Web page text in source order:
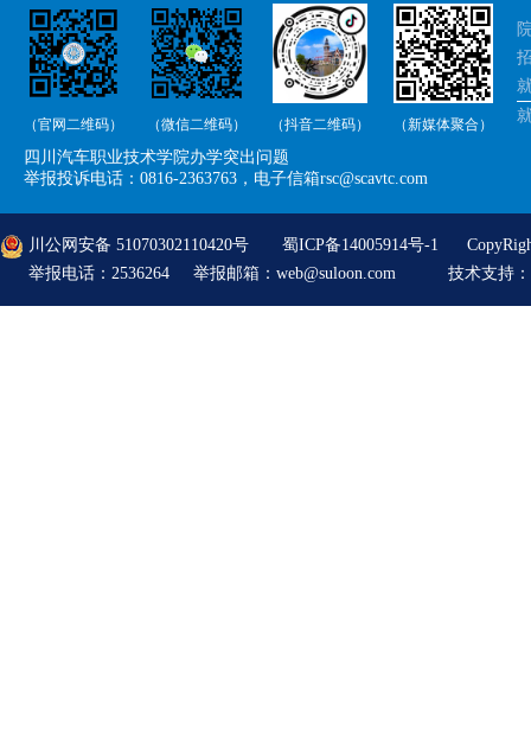
（官网二维码） （微信二维码） （抖音二维码） （新媒体聚合）
四川汽车职业技术学院办学突出问题
举报投诉电话：0816-2363763，电子信箱rsc@scavtc.com
川公网安备 51070302110420号 蜀ICP备14005914号-1
举报电话：2536264 举报邮箱：web@suloon.com
技术支持